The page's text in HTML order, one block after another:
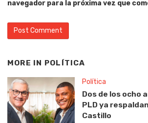
navegador para la próxima vez que
MORE IN POLÍTICA
Política
Dos de los ocho
PLD ya
Castillo